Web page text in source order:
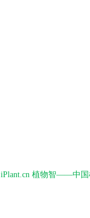
iPlant.cn 植物智——中国